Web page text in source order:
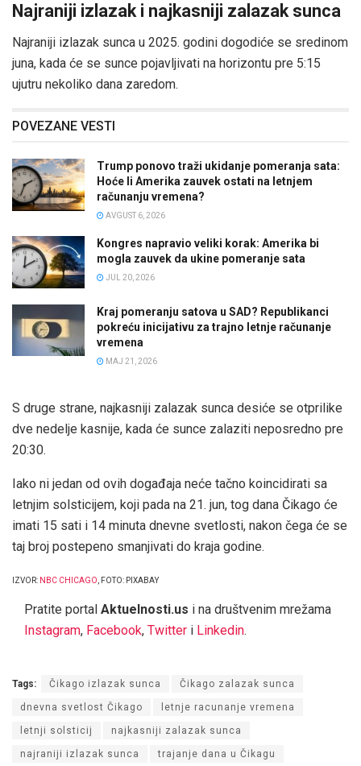
Najraniji izlazak i najkasniji zalazak sunca
Najraniji izlazak sunca u 2025. godini dogodiće se sredinom
juna, kada će se sunce pojavljivati na horizontu pre 5:15
ujutru nekoliko dana zaredom.
POVEZANE VESTI
Trump ponovo traži ukidanje pomeranja sata:
Hoće li Amerika zauvek ostati na letnjem
računanju vremena?
AVGUST 6, 2026
Kongres napravio veliki korak: Amerika bi
mogla zauvek da ukine pomeranje sata
JUL 20, 2026
Kraj pomeranju satova u SAD? Republikanci
pokreću inicijativu za trajno letnje računanje
vremena
MAJ 21, 2026
S druge strane, najkasniji zalazak sunca desiće se otprilike
dve nedelje kasnije, kada će sunce zalaziti neposredno pre
20:30.
Iako ni jedan od ovih događaja neće tačno koincidirati sa
letnjim solsticijem, koji pada na 21. jun, tog dana Čikago će
imati 15 sati i 14 minuta dnevne svetlosti, nakon čega će se
taj broj postepeno smanjivati do kraja godine.
IZVOR: NBC CHICAGO , FOTO: PIXABAY
Pratite portal Aktuelnosti.us i na društvenim mrežama
Instagram, Facebook, Twitter i Linkedin.
Tags: Čikago izlazak sunca Čikago zalazak sunca
dnevna svetlost Čikago letnje racunanje vremena
letnji solsticij najkasniji zalazak sunca
najraniji izlazak sunca trajanje dana u Čikagu